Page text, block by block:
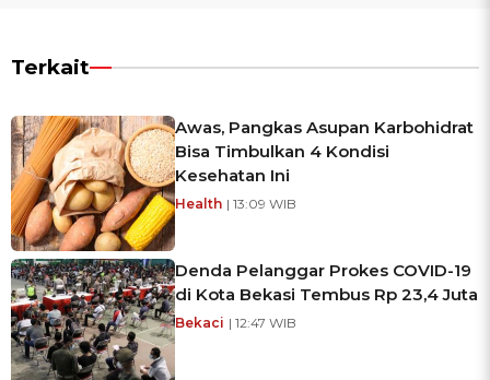
Terkait
Awas, Pangkas Asupan Karbohidrat
Bisa Timbulkan 4 Kondisi
Kesehatan Ini
Health | 13:09 WIB
Denda Pelanggar Prokes COVID-19
di Kota Bekasi Tembus Rp 23,4 Juta
Bekaci | 12:47 WIB